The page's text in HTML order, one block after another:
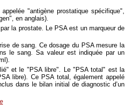
"antigène prostatique spécifique",
en anglais).
la prostate. Le PSA est un marqueur de
de sang. Ce dosage du PSA mesure la
le sang. Sa valeur est indiquée par un
et le "PSA libre". Le "PSA total" est la
libre). Ce PSA total, également appelé
dans le bilan initial de diagnostic d’un